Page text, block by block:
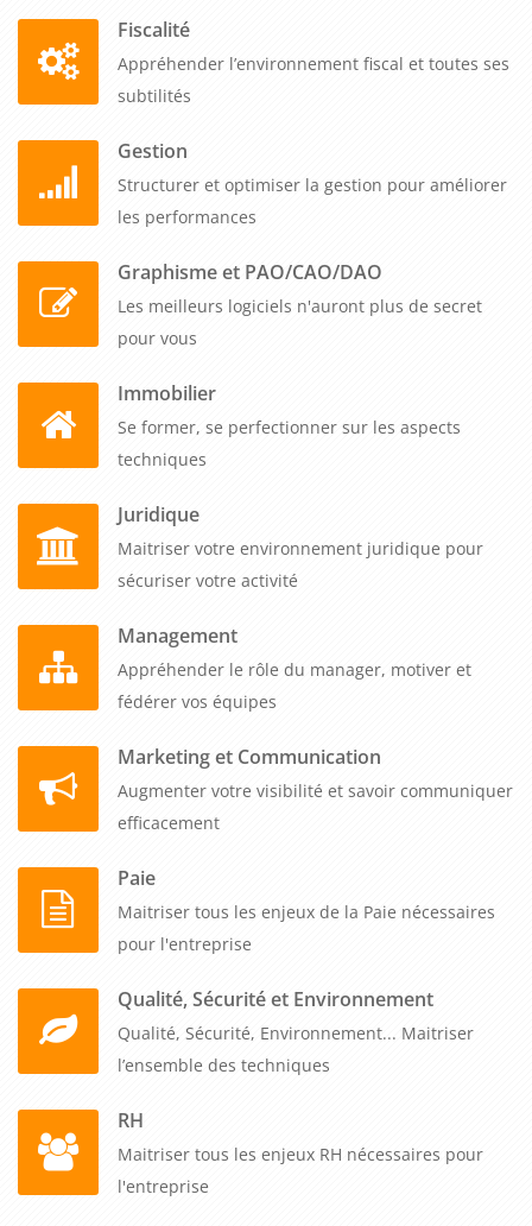
Fiscalité
Appréhender l’environnement fiscal et toutes ses
subtilités
Gestion
Structurer et optimiser la gestion pour améliorer
les performances
Graphisme et PAO/CAO/DAO
Les meilleurs logiciels n'auront plus de secret
pour vous
Immobilier
Se former, se perfectionner sur les aspects
techniques
Juridique
Maitriser votre environnement juridique pour
sécuriser votre activité
Management
Appréhender le rôle du manager, motiver et
fédérer vos équipes
Marketing et Communication
Augmenter votre visibilité et savoir communiquer
efficacement
Paie
Maitriser tous les enjeux de la Paie nécessaires
pour l'entreprise
Qualité, Sécurité et Environnement
Qualité, Sécurité, Environnement... Maitriser
l’ensemble des techniques
RH
Maitriser tous les enjeux RH nécessaires pour
l'entreprise